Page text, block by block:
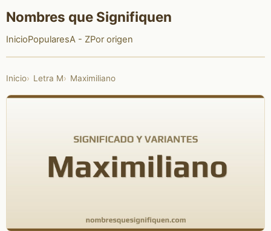
Nombres que Signifiquen
InicioPopularesA - ZPor origen
Inicio Letra M Maximiliano